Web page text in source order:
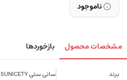
ناموجود
مشخصات محصول بازخوردها
برند سانی ستی SUNICETY